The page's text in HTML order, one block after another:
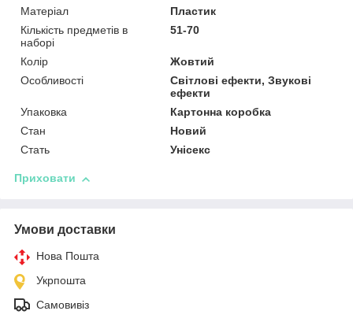
Матеріал
Пластик
Кількість предметів в
наборі
51-70
Колір
Жовтий
Особливості
Світлові ефекти, Звукові
ефекти
Упаковка
Картонна коробка
Стан
Новий
Стать
Унісекс
Приховати
Умови доставки
Нова Пошта
Укрпошта
Самовивіз